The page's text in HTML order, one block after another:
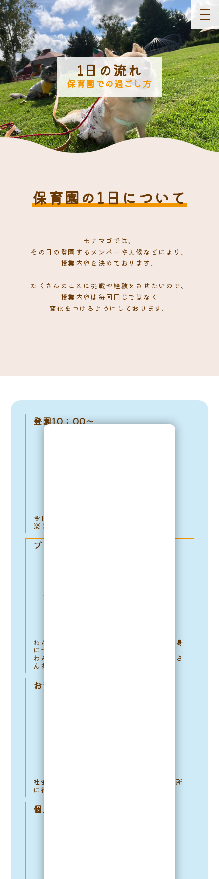
1日の流れ
保育園での過ごし方
保育園の1日について
モナマゴでは、
その日の登園するメンバーや天候などにより、
授業内容を決めております。
たくさんのことに挑戦や経験をさせたいので、
授業内容は毎回同じではなく
変化をつけるようにしております。
登園10：00～
今日も元気いっぱい！
楽しく過ごそうね。
プレイタイム
わんちゃん同士の交流を通じて、社会性を身
につけていきます。
わんちゃん同士でしか学べないこともたくさ
んあるよ。
お散歩トレーニング
社会化トレーニングも兼ねていろいろな場所
に行ってみよう♪
個別レッスン